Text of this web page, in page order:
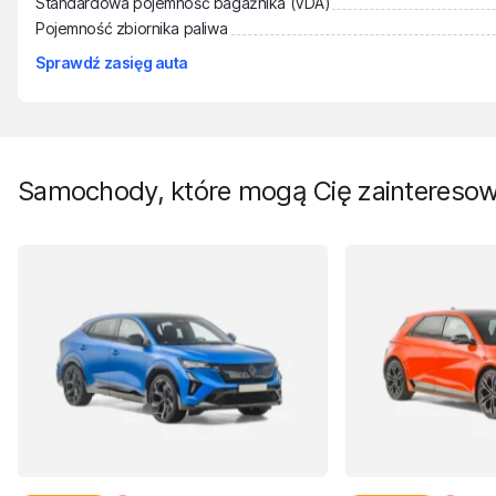
Pojemność zbiornika paliwa
Sprawdź zasięg auta
Samochody, które mogą Cię